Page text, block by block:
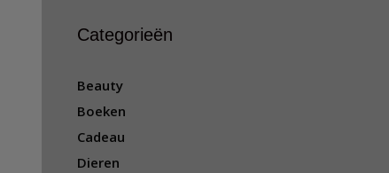
Categorieën
Beauty
Boeken
Cadeau
Dieren